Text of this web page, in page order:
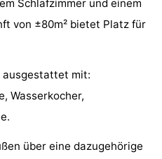
Schlafzimmer und einem
von ±80m² bietet Platz für
ausgestattet mit:
Wasserkocher,
über eine dazugehörige